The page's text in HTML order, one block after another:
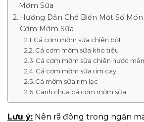
Mờm Sữa
Hướng Dẫn Chế Biến Một Số
Cơm Mờm Sữa
Cá cơm mờm sữa chiên bột
Cá cơm mờm sữa kho tiêu
Cá cơm mờm sữa chiên nước
Cá cơm mờm sữa rim cay
Cá mờm sữa rim lạc
Canh chua cá cơm mờm sữa
Lưu ý: Nên rã đông trong ngăn